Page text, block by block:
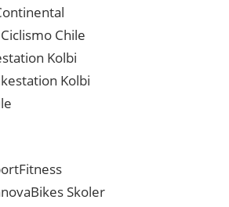
Ciclismo Chile
Kolbi
Kolbi
Skoler